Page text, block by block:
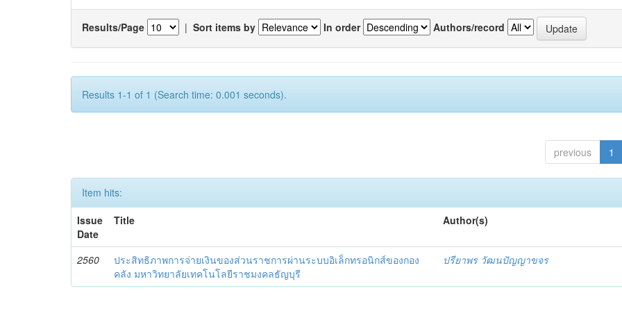
Results/Page | Sort items by In order Authors/record
Results 1-1 of 1 (Search time: 0.001 seconds).
previous 1
Item hits:
Issue
Date
Title Author(s)
2560
ประสิทธิภาพการจ่ายเงินของส่วนราชการผ่านระบบอิเล็กทรอนิกส์ของกอง
คลัง มหาวิทยาลัยเทคโนโลยีราชมงคลธัญบุรี
ปรียาพร วัฒนปัญญาขจร